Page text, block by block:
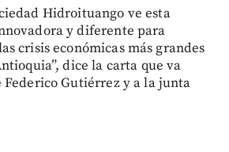
Hidroituango ve esta
y diferente para
crisis económicas más grandes
dice la carta que va
Gutiérrez y a la junta